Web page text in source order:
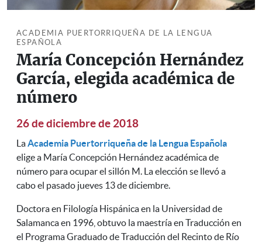
ACADEMIA PUERTORRIQUEÑA DE LA LENGUA
ESPAÑOLA
María Concepción Hernández
García, elegida académica de
número
26 de diciembre de 2018
LaAcademia Puertorriqueña de la Lengua Española
elige a María Concepción Hernández académica de
número para ocupar el sillón M. La elección se llevó a
cabo el pasado jueves 13 de diciembre.
Doctora en Filología Hispánica en la Universidad de
Salamanca en 1996, obtuvo la maestría en Traducción en
el Programa Graduado de Traducción del Recinto de Río